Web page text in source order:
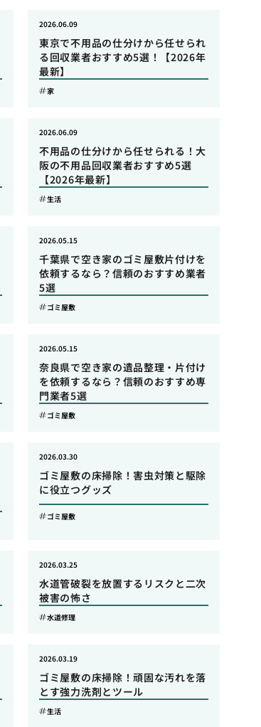
東京で不用品の仕分けから任せられ
る回収業者おすすめ5選！【2026年
最新】
2026.06.09
家
不用品の仕分けから任せられる！大
阪の不用品回収業者おすすめ5選
【2026年最新】
2026.06.09
生活
千葉県で空き家のゴミ屋敷片付けを
依頼するなら？信頼のおすすめ業者
5選
2026.05.15
ゴミ屋敷
奈良県で空き家の遺品整理・片付け
を依頼するなら？信頼のおすすめ専
門業者5選
2026.05.15
ゴミ屋敷
ゴミ屋敷の床掃除！害虫対策と駆除
に役立つグッズ
2026.03.30
ゴミ屋敷
水道管破裂を放置するリスクと二次
被害の怖さ
2026.03.25
水道修理
ゴミ屋敷の床掃除！頑固な汚れを落
とす強力洗剤とツール
2026.03.19
生活